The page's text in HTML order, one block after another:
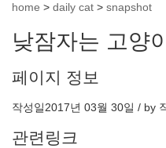
home > daily cat > snapshot
낮잠자는 고양이
페이지 정보
작성일2017년 03월 30일 / by
관련링크